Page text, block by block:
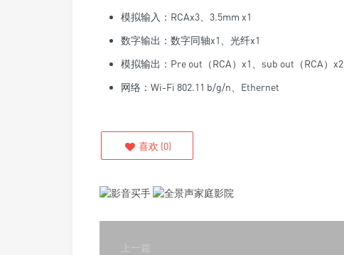
模拟输入：RCAx3、3.5mm x1
数字输出：数字同轴x1、光纤x1
模拟输出：Pre out（RCA）x1、sub out（RCA）x2
网络：Wi-Fi 802.11 b/g/n、Ethernet
喜欢 (0)
上一篇